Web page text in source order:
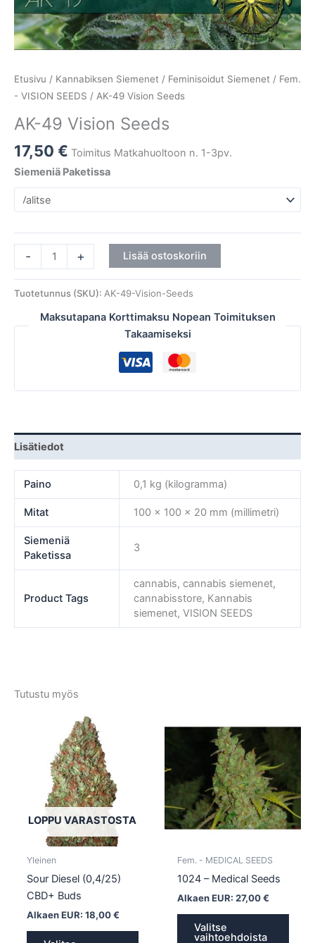
Etusivu / Kannabiksen Siemenet / Feminisoidut Siemenet / Fem.
- VISION SEEDS / AK-49 Vision Seeds
AK-49 Vision Seeds
17,50 € Toimitus Matkahuoltoon n. 1-3pv.
Siemeniä Paketissa
- + Lisää ostoskoriin
Tuotetunnus (SKU): AK-49-Vision-Seeds
Maksutapana Korttimaksu Nopean Toimituksen
Takaamiseksi
Lisätiedot
Paino 0,1 kg (kilogramma)
Mitat 100 × 100 × 20 mm (millimetri)
Siemeniä
Paketissa
3
Product Tags
cannabis, cannabis siemenet,
cannabisstore, Kannabis
siemenet, VISION SEEDS
Tutustu myös
LOPPU VARASTOSTA
Yleinen
Sour Diesel (0,4/25)
CBD+ Buds
Alkaen EUR: 18,00€
useampi
muunnelma.
Fem. - MEDICAL SEEDS
1024 – Medical Seeds
Alkaen EUR: 27,00€
Valitse
vaihtoehdoista
Voit
tehdä